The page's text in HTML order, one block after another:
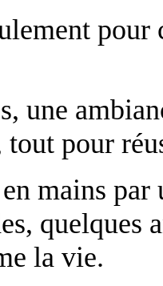
une
tout pour
mains par
quelques
la vie.